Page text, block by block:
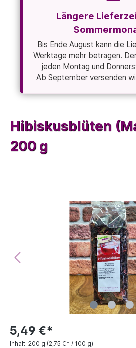
Längere
Bis Ende August kann die
Werktage mehr betragen.
jeden Montag und
Ab September versenden
Hibiskusblüten
200 g
5,49 €*
Inhalt: 200 g (2,75 €* / 100 g)